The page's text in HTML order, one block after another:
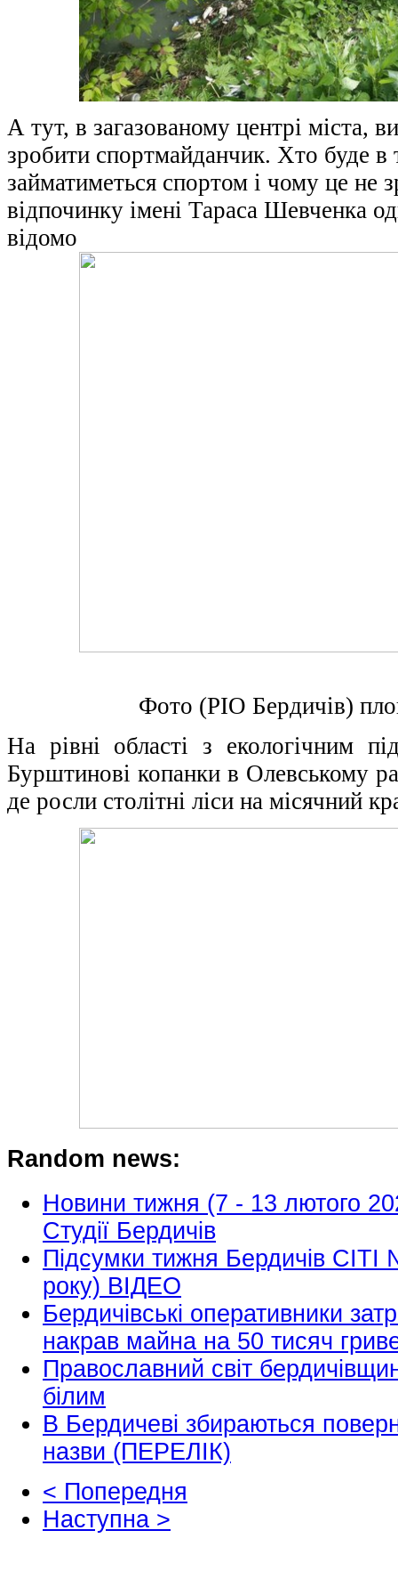
А тут, в загазованому центрі міста,
зробити спортмайданчик. Хто буде в
займатиметься спортом і чому це не
відпочинку імені Тараса Шевченка
відомо
Фото (РІО Бердичів)
На рівні області з екологічним
Бурштинові копанки в Олевському
де росли столітні ліси на місячний
Random news:
Новини тижня (7 - 13 лютого
Студії Бердичів
Підсумки тижня Бердичів
року) ВІДЕО
Бердичівські оперативники
накрав майна на 50 тисяч
Православний світ
білим
В Бердичеві збираються
назви (ПЕРЕЛІК)
< Попередня
Наступна >